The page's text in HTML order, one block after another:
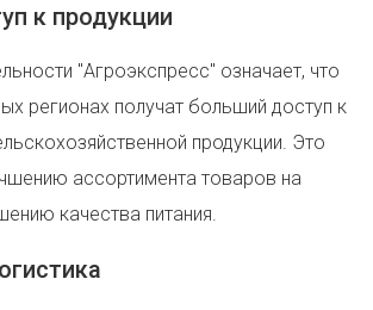
к продукции
"Агроэкспресс" означает, что
регионах получат больший доступ к
продукции. Это
ассортимента товаров на
качества питания.